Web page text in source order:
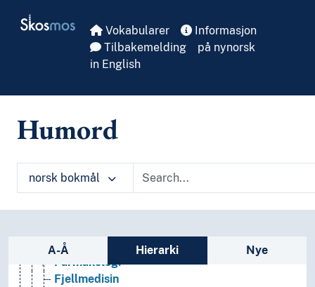
Skosmos Vokabularer
Informasjon
Tilbakemelding
på nynorsk
in English
Humord
norsk bokmål
Sidefelt: navigér i vokabularet på ulike
A-Å Hierarki Nye
Medisin
Akuttmedisin
Allmennmedisin
Anatomi
Audiologi
Biomedisin
Diagnostikk
Eksperimenter (Medisin)
Epidemiologi
Evolusjonær medisin
Farmakologi
Fjellmedisin